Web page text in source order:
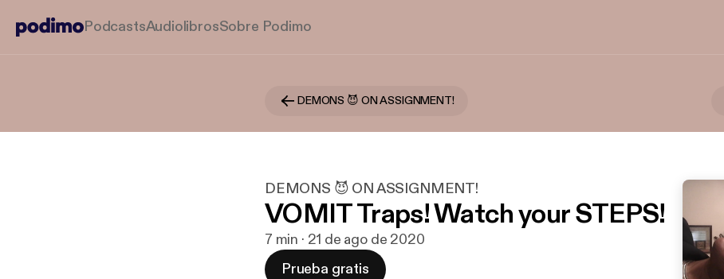
PodcastsAudiolibrosSobre Podimo
DEMONS 😈 ON ASSIGNMENT!
DEMONS 😈 ON ASSIGNMENT!
VOMIT Traps! Watch your STEPS!
7 min · 21 de ago de 2020
Prueba gratis